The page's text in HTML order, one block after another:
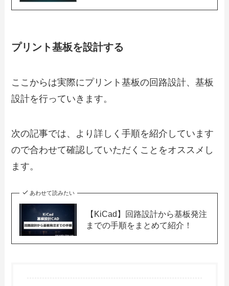
プリント基板を設計する
ここからは実際にプリント基板の回路設計、基板
設計を行っていきます。
次の記事では、より詳しく手順を紹介しています
ので合わせて確認していただくことをオススメし
ます。
あわせて読みたい
【KiCad】回路設計から基板発注
までの手順をまとめて紹介！